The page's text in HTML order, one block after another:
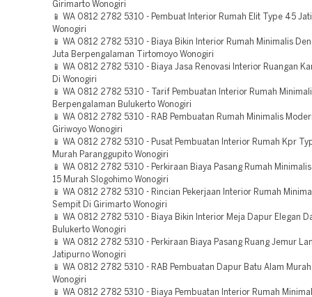
Girimarto Wonogiri
📱 WA 0812 2782 5310 - Pembuat Interior Rumah Elit Type 45
Wonogiri
📱 WA 0812 2782 5310 - Biaya Bikin Interior Rumah Minimalis
Juta Berpengalaman Tirtomoyo Wonogiri
📱 WA 0812 2782 5310 - Biaya Jasa Renovasi Interior Ruangan
Di Wonogiri
📱 WA 0812 2782 5310 - Tarif Pembuatan Interior Rumah
Berpengalaman Bulukerto Wonogiri
📱 WA 0812 2782 5310 - RAB Pembuatan Rumah Minimalis
Giriwoyo Wonogiri
📱 WA 0812 2782 5310 - Pusat Pembuatan Interior Rumah Kpr
Murah Paranggupito Wonogiri
📱 WA 0812 2782 5310 - Perkiraan Biaya Pasang Rumah
15 Murah Slogohimo Wonogiri
📱 WA 0812 2782 5310 - Rincian Pekerjaan Interior Rumah
Sempit Di Girimarto Wonogiri
📱 WA 0812 2782 5310 - Biaya Bikin Interior Meja Dapur Elegan
Bulukerto Wonogiri
📱 WA 0812 2782 5310 - Perkiraan Biaya Pasang Ruang Jemur
Jatipurno Wonogiri
📱 WA 0812 2782 5310 - RAB Pembuatan Dapur Batu Alam
Wonogiri
📱 WA 0812 2782 5310 - Biaya Pembuatan Interior Rumah